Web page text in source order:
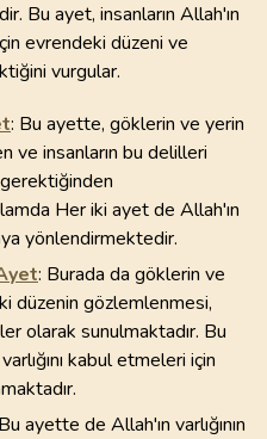
Bu ayet, insanların Allah'ın
evrendeki düzeni ve
vurgular.
: Bu ayette, göklerin ve yerin
ve insanların bu delilleri
Her iki ayet de Allah'ın
yönlendirmektedir.
: Burada da göklerin ve
düzenin gözlemlenmesi,
olarak sunulmaktadır. Bu
kabul etmeleri için
ayette de Allah'ın varlığının